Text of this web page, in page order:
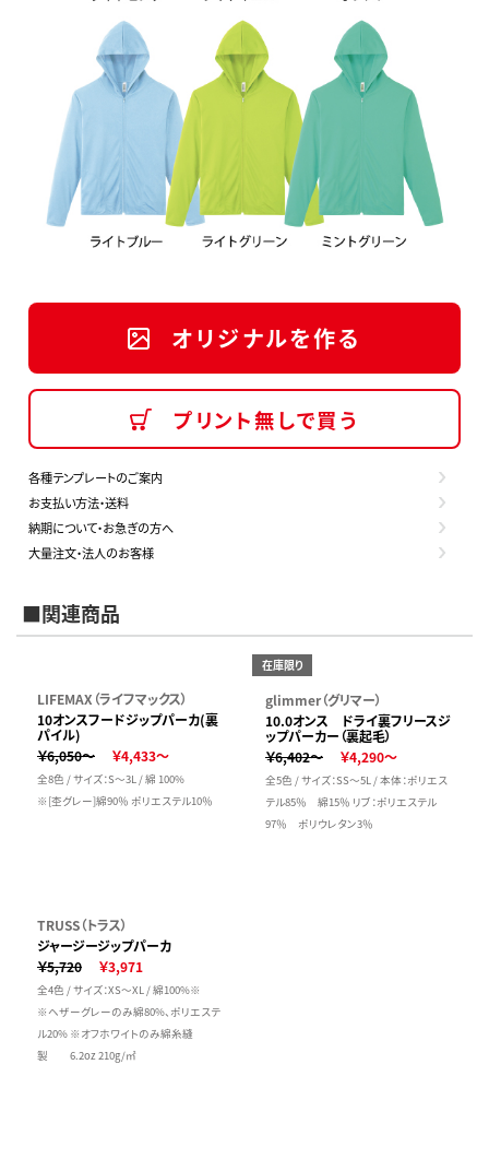
オリジナルを作る
プリント無しで買う
各種テンプレートのご案内
お支払い方法・送料
納期について・お急ぎの方へ
大量注文・法人のお客様
■関連商品
LIFEMAX（ライフマックス）
10オンスフードジップパーカ(裏
パイル)
￥6,050～
￥4,433～
全8色 / サイズ：S～3L / 綿 100%
※[杢グレー]綿90％ ポリエステル10％
在庫限り
glimmer（グリマー）
10.0オンス ドライ裏フリースジ
ップパーカー（裏起毛）
￥6,402～
￥4,290～
全5色 / サイズ：SS～5L / 本体：ポリエス
テル85％ 綿15％ リブ：ポリエステル
97％ ポリウレタン3％
TRUSS（トラス）
ジャージージップパーカ
￥5,720
￥3,971
全4色 / サイズ：XS～XL / 綿100%※
※ヘザーグレーのみ綿80%、ポリエステ
ル20% ※オフホワイトのみ綿糸縫
製 6.2oz 210g/㎡